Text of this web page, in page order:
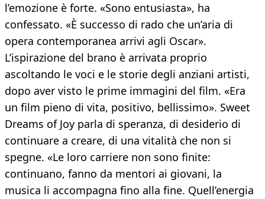
l’emozione è forte. «Sono entusiasta», ha
confessato. «È successo di rado che un’aria di
opera contemporanea arrivi agli Oscar».
L’ispirazione del brano è arrivata proprio
ascoltando le voci e le storie degli anziani artisti,
dopo aver visto le prime immagini del film. «Era
un film pieno di vita, positivo, bellissimo». Sweet
Dreams of Joy parla di speranza, di desiderio di
continuare a creare, di una vitalità che non si
spegne. «Le loro carriere non sono finite:
continuano, fanno da mentori ai giovani, la
musica li accompagna fino alla fine. Quell’energia